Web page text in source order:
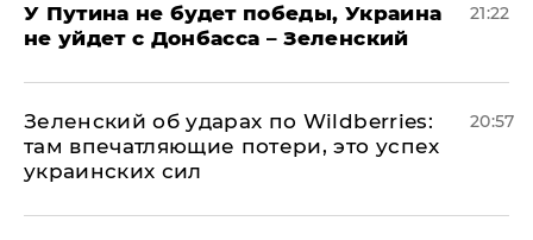
У Путина не будет победы, Украина
не уйдет с Донбасса – Зеленский
21:22
Зеленский об ударах по Wildberries:
там впечатляющие потери, это успех
украинских сил
20:57